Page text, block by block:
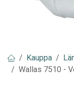
Kauppa
Wallas 7510 -